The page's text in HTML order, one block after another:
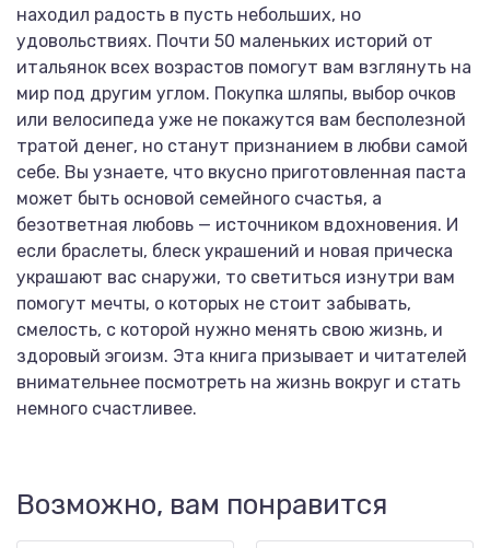
находил радость в пусть небольших, но
удовольствиях. Почти 50 маленьких историй от
итальянок всех возрастов помогут вам взглянуть на
мир под другим углом. Покупка шляпы, выбор очков
или велосипеда уже не покажутся вам бесполезной
тратой денег, но станут признанием в любви самой
себе. Вы узнаете, что вкусно приготовленная паста
может быть основой семейного счастья, а
безответная любовь — источником вдохновения. И
если браслеты, блеск украшений и новая прическа
украшают вас снаружи, то светиться изнутри вам
помогут мечты, о которых не стоит забывать,
смелость, с которой нужно менять свою жизнь, и
здоровый эгоизм. Эта книга призывает и читателей
внимательнее посмотреть на жизнь вокруг и стать
немного счастливее.
Возможно, вам понравится